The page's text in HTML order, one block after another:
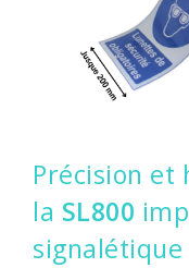
Précision et
la SL800